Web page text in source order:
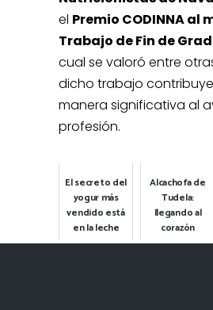
el Premio CODINNA al
Trabajo de Fin de
cual se valoró entre
dicho trabajo
manera significativa al
profesión.
El secreto del
yogur más
vendido está
en la leche
2026-06-01
Alcachofa de
Tudela:
llegando al
corazón
2025-10-27